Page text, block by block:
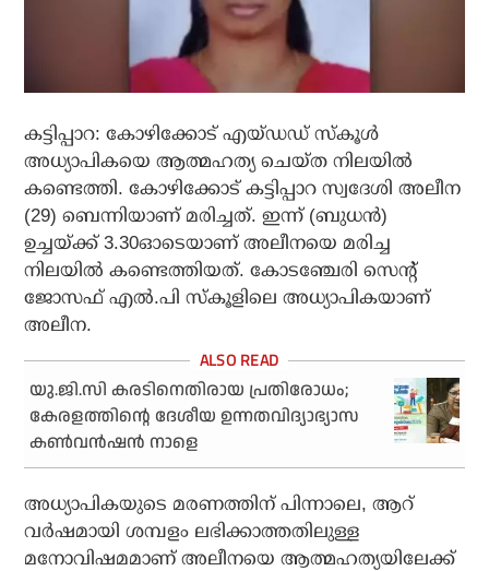
കട്ടിപ്പാറ: കോഴിക്കോട് എയ്ഡഡ് സ്‌കൂള്‍
അധ്യാപികയെ ആത്മഹത്യ ചെയ്ത നിലയില്‍
കണ്ടെത്തി. കോഴിക്കോട് കട്ടിപ്പാറ സ്വദേശി അലീന
(29) ബെന്നിയാണ് മരിച്ചത്. ഇന്ന് (ബുധന്‍)
ഉച്ചയ്ക്ക് 3.30ഓടെയാണ് അലീനയെ മരിച്ച
നിലയില്‍ കണ്ടെത്തിയത്. കോടഞ്ചേരി സെന്റ്
ജോസഫ് എല്‍.പി സ്‌കൂളിലെ അധ്യാപികയാണ്
അലീന.
യു.ജി.സി കരടിനെതിരായ പ്രതിരോധം;
കേരളത്തിന്റെ ദേശീയ ഉന്നതവിദ്യാഭ്യാസ
കണ്‍വന്‍ഷന്‍ നാളെ
അധ്യാപികയുടെ മരണത്തിന് പിന്നാലെ, ആറ്
വര്‍ഷമായി ശമ്പളം ലഭിക്കാത്തതിലുള്ള
മനോവിഷമമാണ് അലീനയെ ആത്മഹത്യയിലേക്ക്